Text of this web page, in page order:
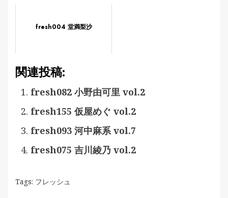
fresh004 堂満梨沙
関連投稿:
fresh082 小野由可里 vol.2
fresh155 仮屋めぐ vol.2
fresh093 河中麻系 vol.7
fresh075 吉川綾乃 vol.2
Tags: フレッシュ